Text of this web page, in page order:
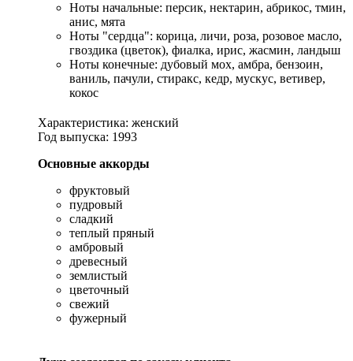
Ноты начальные: персик, нектарин, абрикос, тмин,
анис, мята
Ноты "сердца": корица, личи, роза, розовое масло,
гвоздика (цветок), фиалка, ирис, жасмин, ландыш
Ноты конечные: дубовый мох, амбра, бензоин,
ваниль, пачули, стиракс, кедр, мускус, ветивер,
кокос
Характеристика: женский
Год выпуска: 1993
Основные аккорды
фруктовый
пудровый
сладкий
теплый пряный
амбровый
древесный
землистый
цветочный
свежий
фужерный